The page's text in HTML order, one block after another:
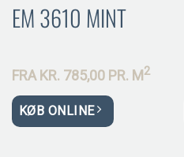
EM 3610 MINT
FRA KR. 785,00 PR. M2
KØB ONLINE